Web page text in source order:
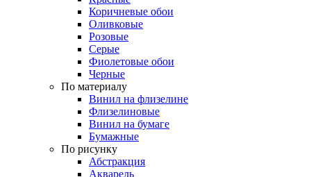
Коричневые обои
Оливковые
Розовые
Серые
Фиолетовые обои
Черные
По материалу
Винил на флизелине
Флизелиновые
Винил на бумаге
Бумажные
По рисунку
Абстракция
Акварель